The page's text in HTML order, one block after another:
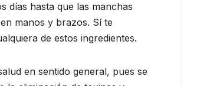
días hasta que las manchas
manos y brazos. Sí te
de estos ingredientes.
en sentido general, pues se